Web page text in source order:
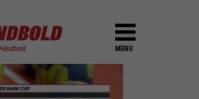
MENU